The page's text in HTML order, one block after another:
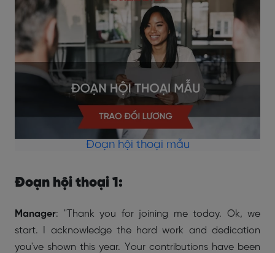
Đoạn hội thoại mẫu
Đoạn hội thoại 1:
Manager: "Thank you for joining me today. Ok, we
start. I acknowledge the hard work and dedication
you've shown this year. Your contributions have been